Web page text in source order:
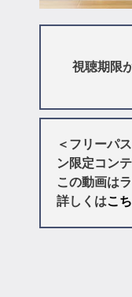
視聴期限
＜フリーパ
ン限定コン
この動画は
詳しくはこ